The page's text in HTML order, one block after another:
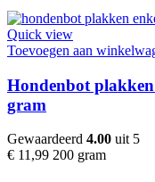
Quick view
Toevoegen aan
Hondenbot
gram
Gewaardeerd 4.00 uit 5
€ 11,99 200 gram